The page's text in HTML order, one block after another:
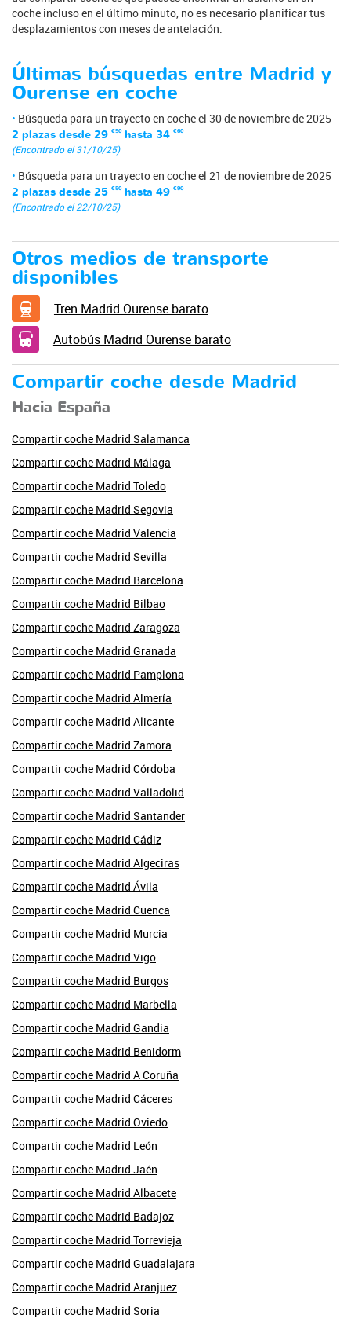
coche incluso en el último minuto, no es necesario planificar tus
desplazamientos con meses de antelación.
Últimas búsquedas entre Madrid y
Ourense en coche
Búsqueda para un trayecto en coche el 30 de noviembre de 2025
2 plazas desde 29 €50hasta 34 €60
(Encontrado el 31/10/25)
Búsqueda para un trayecto en coche el 21 de noviembre de 2025
2 plazas desde 25 €50hasta 49 €90
(Encontrado el 22/10/25)
Otros medios de transporte
disponibles
Tren Madrid Ourense barato
Autobús Madrid Ourense barato
Compartir coche desde Madrid
Hacia España
Compartir coche Madrid Salamanca
Compartir coche Madrid Málaga
Compartir coche Madrid Toledo
Compartir coche Madrid Segovia
Compartir coche Madrid Valencia
Compartir coche Madrid Sevilla
Compartir coche Madrid Barcelona
Compartir coche Madrid Bilbao
Compartir coche Madrid Zaragoza
Compartir coche Madrid Granada
Compartir coche Madrid Pamplona
Compartir coche Madrid Almería
Compartir coche Madrid Alicante
Compartir coche Madrid Zamora
Compartir coche Madrid Córdoba
Compartir coche Madrid Valladolid
Compartir coche Madrid Santander
Compartir coche Madrid Cádiz
Compartir coche Madrid Algeciras
Compartir coche Madrid Ávila
Compartir coche Madrid Cuenca
Compartir coche Madrid Murcia
Compartir coche Madrid Vigo
Compartir coche Madrid Burgos
Compartir coche Madrid Marbella
Compartir coche Madrid Gandia
Compartir coche Madrid Benidorm
Compartir coche Madrid A Coruña
Compartir coche Madrid Cáceres
Compartir coche Madrid Oviedo
Compartir coche Madrid León
Compartir coche Madrid Jaén
Compartir coche Madrid Albacete
Compartir coche Madrid Badajoz
Compartir coche Madrid Torrevieja
Compartir coche Madrid Guadalajara
Compartir coche Madrid Aranjuez
Compartir coche Madrid Soria